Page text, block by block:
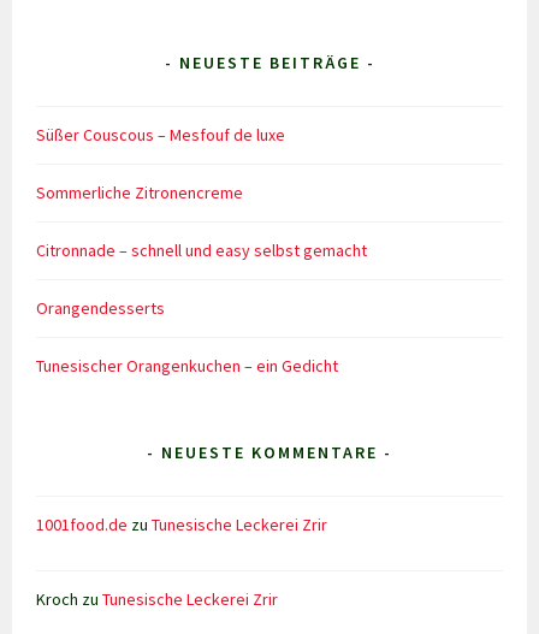
- NEUESTE BEITRÄGE -
Süßer Couscous – Mesfouf de luxe
Sommerliche Zitronencreme
Citronnade – schnell und easy selbst gemacht
Orangendesserts
Tunesischer Orangenkuchen – ein Gedicht
- NEUESTE KOMMENTARE -
1001food.de zuTunesische Leckerei Zrir
Kroch zuTunesische Leckerei Zrir